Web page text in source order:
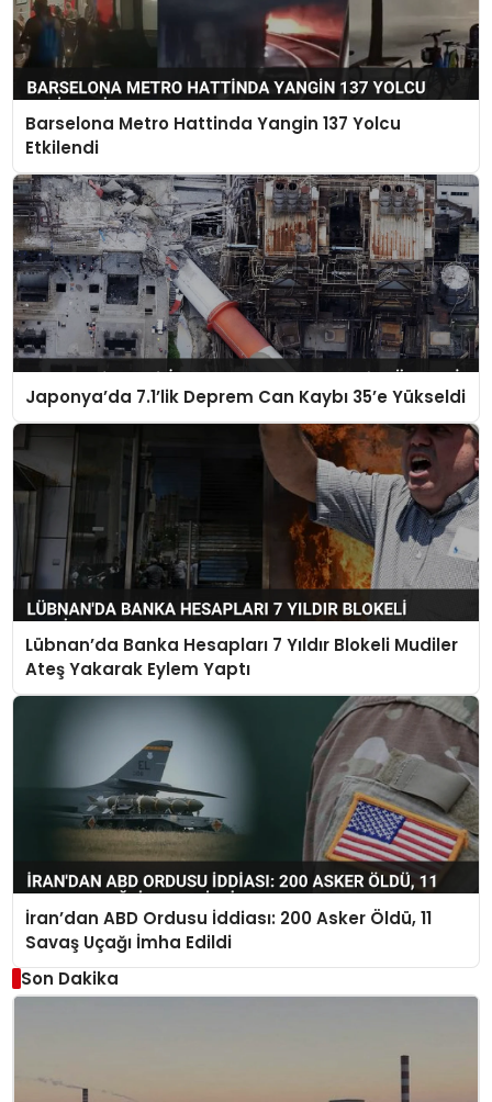
Barselona Metro Hattinda Yangin 137 Yolcu
Etkilendi
Japonya’da 7.1’lik Deprem Can Kaybı 35’e Yükseldi
Lübnan’da Banka Hesapları 7 Yıldır Blokeli Mudiler
Ateş Yakarak Eylem Yaptı
İran’dan ABD Ordusu İddiası: 200 Asker Öldü, 11
Savaş Uçağı İmha Edildi
Son Dakika